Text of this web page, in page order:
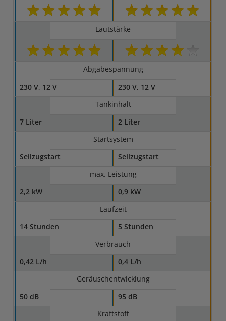
Lautstärke
Abgabespannung
230 V, 12 V
230 V, 12 V
Tankinhalt
7 Liter
2 Liter
Startsystem
Seilzugstart
Seilzugstart
max. Leistung
2,2 kW
0,9 kW
Laufzeit
14 Stunden
5 Stunden
Verbrauch
0,42 L/h
0,4 L/h
Geräuschentwicklung
50 dB
95 dB
Kraftstoff